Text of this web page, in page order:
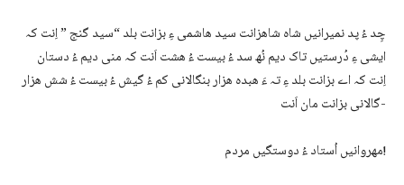
چِد ءُ پد نمیرانیں شاہ شاھزانت سید ھاشمی ءِ بزانت بلد “سید گنج ” اِنت کہ
ایشی ءِ دُرستیں تاک دیم نُھ سد ءُ بیست ءُ ھشت اَنت کہ منی دیم ءُ دستان
اِنت کہ اے بزانت بلد ءِ تہ ءَ ھبدہ ھزار بنگالانی کم ءُ گیش ءُ بیست ءُ شش ھزار
گالانی بزانت مان اَنت-
مھروانیں اُستاد ءُ دوستگیں مردم!